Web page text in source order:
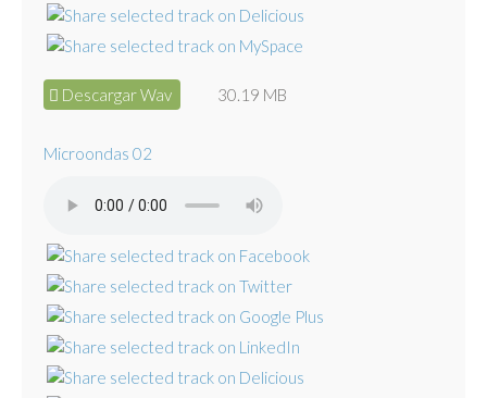
Descargar Wav 30.19 MB
Microondas 02